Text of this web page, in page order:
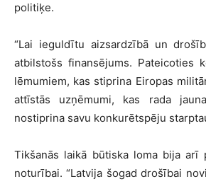
politiķe.
“Lai ieguldītu aizsardzībā un
atbilstošs finansējums. Pateicoties
lēmumiem, kas stiprina Eiropas
attīstās uzņēmumi, kas rada
nostiprina savu konkurētspēju
Tikšanās laikā būtiska loma bija arī
noturībai. “Latvija šogad drošībai